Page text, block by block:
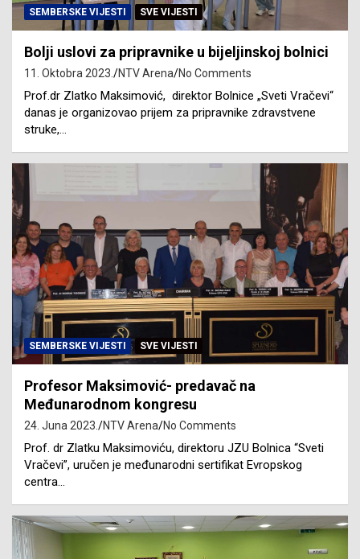
SEMBERSKE VIJESTI SVE VIJESTI
Bolji uslovi za pripravnike u bijeljinskoj bolnici
11. Oktobra 2023. NTV Arena No Comments
Prof.dr Zlatko Maksimović, direktor Bolnice „Sveti Vračevi“
danas je organizovao prijem za pripravnike zdravstvene
struke,…
SEMBERSKE VIJESTI SVE VIJESTI
Profesor Maksimović- predavač na
Međunarodnom kongresu
24. Juna 2023. NTV Arena No Comments
Prof. dr Zlatku Maksimoviću, direktoru JZU Bolnica “Sveti
Vračevi”, uručen je međunarodni sertifikat Evropskog
centra…